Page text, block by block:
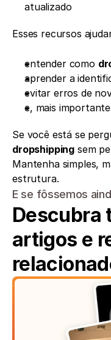
atualizado
Esses recursos
entender como
aprender a
evitar erros de
e, mais
Se você está se
dropshipping sem
Mantenha simples,
estrutura.
E se fôssemos
Descubra
artigos e